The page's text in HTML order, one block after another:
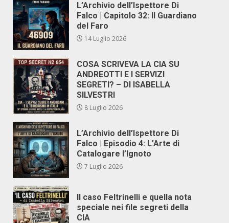
L’Archivio dell’Ispettore Di
Falco | Capitolo 32: Il Guardiano
del Faro
14 Luglio 2026
COSA SCRIVEVA LA CIA SU
ANDREOTTI E I SERVIZI
SEGRETI? – DI ISABELLA
SILVESTRI
8 Luglio 2026
L’Archivio dell’Ispettore Di
Falco | Episodio 4: L’Arte di
Catalogare l’Ignoto
7 Luglio 2026
Il caso Feltrinelli e quella nota
speciale nei file segreti della
CIA